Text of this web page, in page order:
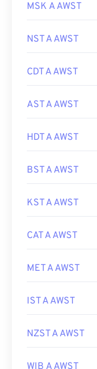
MSK A AWST
NST A AWST
CDT A AWST
AST A AWST
HDT A AWST
BST A AWST
KST A AWST
CAT A AWST
MET A AWST
IST A AWST
NZST A AWST
WIB A AWST